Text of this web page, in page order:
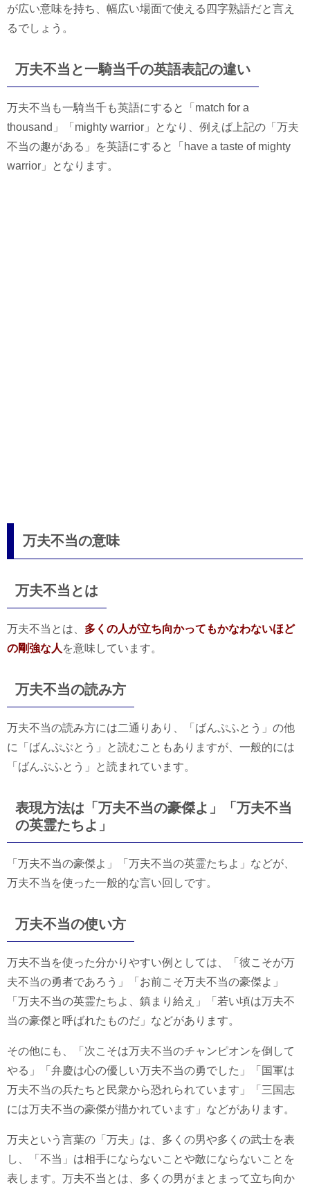
が広い意味を持ち、幅広い場面で使える四字熟語だと言え
るでしょう。
万夫不当と一騎当千の英語表記の違い
万夫不当も一騎当千も英語にすると「match for a
thousand」「mighty warrior」となり、例えば上記の「万夫
不当の趣がある」を英語にすると「have a taste of mighty
warrior」となります。
万夫不当の意味
万夫不当とは
万夫不当とは、 多くの人が立ち向かってもかなわないほど
の剛強な人 を意味しています。
万夫不当の読み方
万夫不当の読み方には二通りあり、「ばんぷふとう」の他
に「ばんぷぶとう」と読むこともありますが、一般的には
「ばんぷふとう」と読まれています。
表現方法は「万夫不当の豪傑よ」「万夫不当
の英霊たちよ」
「万夫不当の豪傑よ」「万夫不当の英霊たちよ」などが、
万夫不当を使った一般的な言い回しです。
万夫不当の使い方
万夫不当を使った分かりやすい例としては、「彼こそが万
夫不当の勇者であろう」「お前こそ万夫不当の豪傑よ」
「万夫不当の英霊たちよ、鎮まり給え」「若い頃は万夫不
当の豪傑と呼ばれたものだ」などがあります。
その他にも、「次こそは万夫不当のチャンピオンを倒して
やる」「弁慶は心の優しい万夫不当の勇でした」「国軍は
万夫不当の兵たちと民衆から恐れられています」「三国志
には万夫不当の豪傑が描かれています」などがあります。
万夫という言葉の「万夫」は、多くの男や多くの武士を表
し、「不当」は相手にならないことや敵にならないことを
表します。万夫不当とは、多くの男がまとまって立ち向か